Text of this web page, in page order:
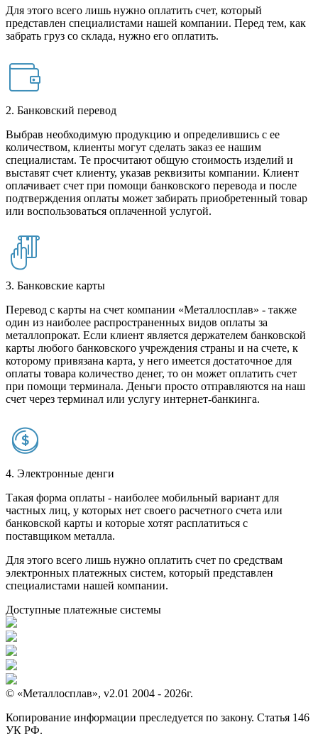
Для этого всего лишь нужно оплатить счет, который
представлен специалистами нашей компании. Перед тем, как
забрать груз со склада, нужно его оплатить.
2. Банковский перевод
Выбрав необходимую продукцию и определившись с ее
количеством, клиенты могут сделать заказ ее нашим
специалистам. Те просчитают общую стоимость изделий и
выставят счет клиенту, указав реквизиты компании. Клиент
оплачивает счет при помощи банковского перевода и после
подтверждения оплаты может забирать приобретенный товар
или воспользоваться оплаченной услугой.
3. Банковские карты
Перевод с карты на счет компании «Металлосплав» - также
один из наиболее распространенных видов оплаты за
металлопрокат. Если клиент является держателем банковской
карты любого банковского учреждения страны и на счете, к
которому привязана карта, у него имеется достаточное для
оплаты товара количество денег, то он может оплатить счет
при помощи терминала. Деньги просто отправляются на наш
счет через терминал или услугу интернет-банкинга.
4. Электронные денги
Такая форма оплаты - наиболее мобильный вариант для
частных лиц, у которых нет своего расчетного счета или
банковской карты и которые хотят расплатиться с
поставщиком металла.
Для этого всего лишь нужно оплатить счет по средствам
электронных платежных систем, который представлен
специалистами нашей компании.
Доступные платежные системы
© «Металлосплав», v2.01 2004 - 2026г.
Копирование информации преследуется по закону. Статья 146
УК РФ.